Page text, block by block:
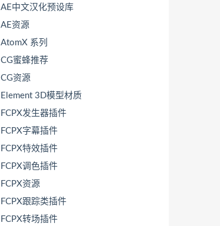
AE中文汉化预设库
AE资源
AtomX 系列
CG蜜蜂推荐
CG资源
Element 3D模型材质
FCPX发生器插件
FCPX字幕插件
FCPX特效插件
FCPX调色插件
FCPX资源
FCPX跟踪类插件
FCPX转场插件